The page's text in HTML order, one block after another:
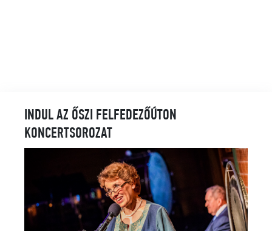
INDUL AZ ŐSZI FELFEDEZŐÚTON
KONCERTSOROZAT